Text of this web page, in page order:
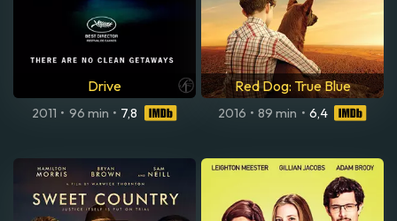
Drive
2011 • 96 min • 7,8
Red Dog: True Blue
2016 • 89 min • 6,4